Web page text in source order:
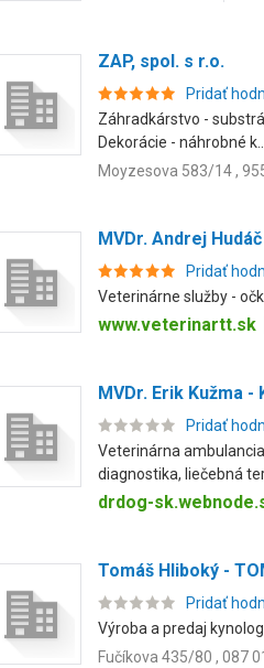
ZAP, spol. s r.o.
Pridať
Záhradkárstvo -
Dekorácie - náhrobné k...
Moyzesova 583/14 ,
MVDr. Andrej Hudáč
Pridať
Veterinárne služby -
www.veterinartt.sk
MVDr. Erik Kužma -
Pridať
Veterinárna
diagnostika, liečebná
drdog-
Tomáš Hliboký -
Pridať
Výroba a predaj
Fučíkova 435/80 , 087